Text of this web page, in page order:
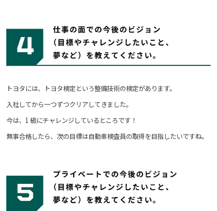
トヨタには、トヨタ検定という整備技術の検定があります。
入社してから一つずつクリアしてきました。
今は、1 級にチャレンジしているところです！
無事合格したら、次の目標は自動車検査員の取得を目指したいですね。